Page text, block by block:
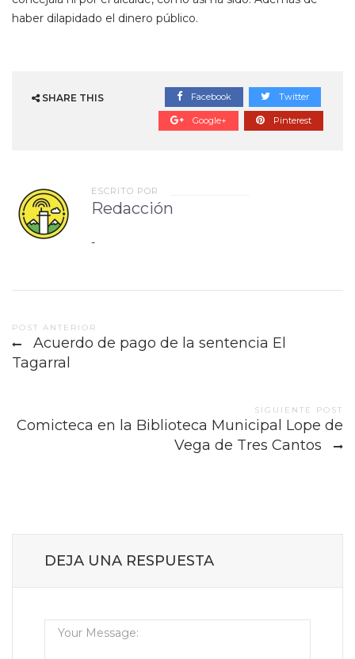
haber dilapidado el dinero público.
SHARE THIS Facebook Twitter
Google+ Pinterest
ESCRITO POR
Redacción
-
Post
navigation
POST ANTERIOR
Acuerdo de pago de la sentencia El
Tagarral
SIGUIENTE POST
Comicteca en la Biblioteca Municipal Lope de
Vega de Tres Cantos
DEJA UNA RESPUESTA